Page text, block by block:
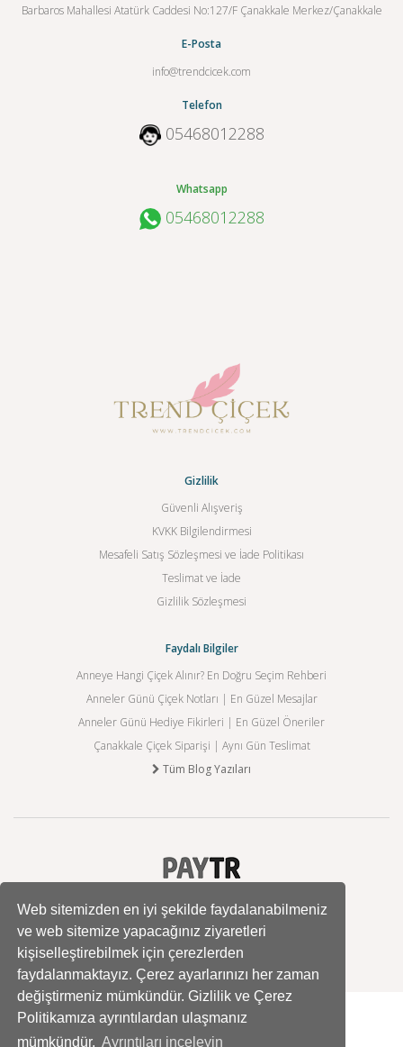
Web sitemizden en iyi şekilde faydalanabilmeniz
ve web sitemize yapacağınız ziyaretleri
kişiselleştirebilmek için çerezlerden
faydalanmaktayız. Çerez ayarlarınızı her zaman
değiştirmeniz mümkündür. Gizlilik ve Çerez
Politikamıza ayrıntılardan ulaşmanız
mümkündür. Ayrıntıları inceleyin
Barbaros Mahallesi Atatürk Caddesi No:127/F Çanakkale Merkez/Çanakkale
E-Posta
info@trendcicek.com
Telefon
05468012288
Whatsapp
05468012288
Gizlilik
Güvenli Alışveriş
KVKK Bilgilendirmesi
Mesafeli Satış Sözleşmesi ve İade Politikası
Teslimat ve İade
Gizlilik Sözleşmesi
Faydalı Bilgiler
Anneye Hangi Çiçek Alınır? En Doğru Seçim Rehberi
Anneler Günü Çiçek Notları | En Güzel Mesajlar
Anneler Günü Hediye Fikirleri | En Güzel Öneriler
Çanakkale Çiçek Siparişi | Aynı Gün Teslimat
Tüm Blog Yazıları